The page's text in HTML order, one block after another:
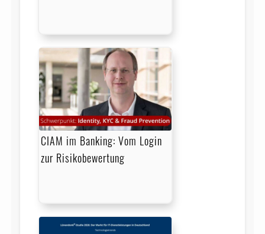
CIAM im Banking: Vom Login
zur Risikobewertung